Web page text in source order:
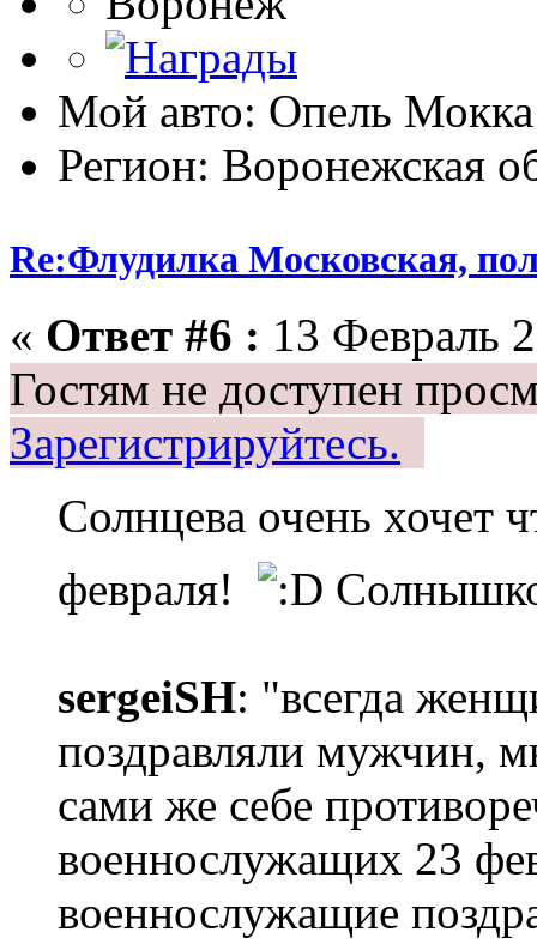
Мой авто: Опель
Регион: Воронежская
Re:Флудилка Московская,
« Ответ #6 : 13 Февраль
Гостям не доступен
Зарегистрируйтесь.
Солнцева очень хочет
февраля!
sergeiSH: "всегда
поздравляли мужчин,
сами же себе
военнослужащих 23
военнослужащие